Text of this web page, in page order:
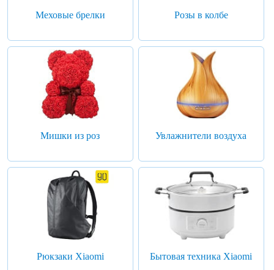
Меховые брелки Розы в колбе
Мишки из роз Увлажнители воздуха
Рюкзаки Xiaomi Бытовая техника Xiaomi